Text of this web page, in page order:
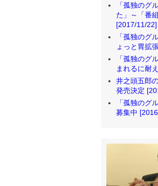
「孤独のグ
た」～「番
[2017/11/22]
「孤独のグ
ょっと胃拡
「孤独のグ
まれるに耐
井之頭五郎
発売決定
「孤独のグ
募集中